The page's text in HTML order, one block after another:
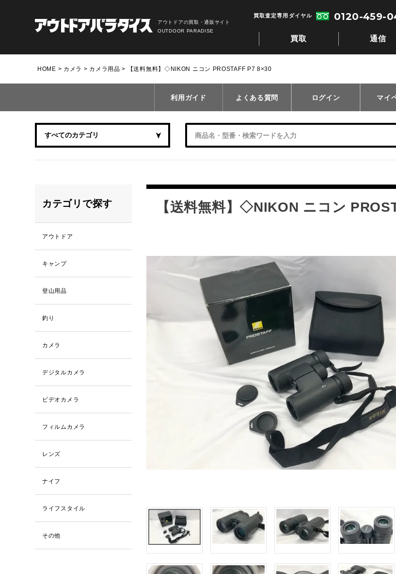
アウトドアの買取・通販サイト
OUTDOOR PARADISE
買取 通信
買取査定専用ダイヤル 0120-459-
HOME カメラ カメラ用品 【送料無料】◇NIKON ニコン PROSTAFF P7 8×30
利用ガイド よくある質問 ログイン マイ
【送料無料】◇NIKON ニコン
カテゴリで探す
アウトドア
キャンプ
登山用品
釣り
カメラ
デジタルカメラ
ビデオカメラ
フィルムカメラ
レンズ
ナイフ
ライフスタイル
その他